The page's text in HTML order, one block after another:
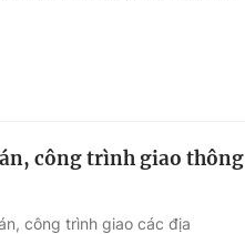
công trình giao thông
công trình giao các địa